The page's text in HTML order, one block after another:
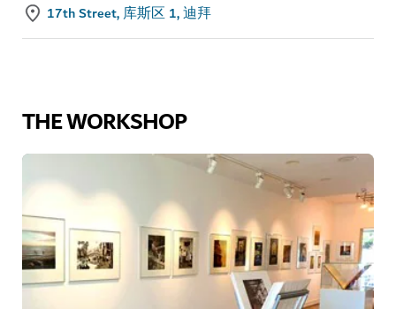
17th Street, 库斯区 1, 迪拜
THE WORKSHOP